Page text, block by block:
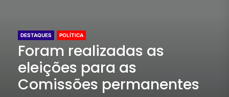
DESTAQUES POLÍTICA
Foram realizadas as
eleições para as
Comissões permanentes